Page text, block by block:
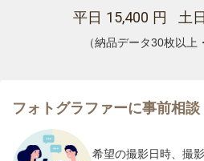
平日 15,400 円 土
（納品データ30枚以上
フォトグラファーに事前相談
希望の撮影日時、撮